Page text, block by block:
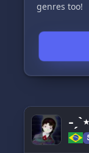
genres too!
Join us
experience
miss out!
-